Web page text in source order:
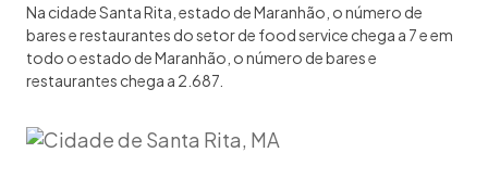
Na cidade Santa Rita, estado de Maranhão, o número de
bares e restaurantes do setor de food service chega a 7 e em
todo o estado de Maranhão, o número de bares e
restaurantes chega a 2.687.